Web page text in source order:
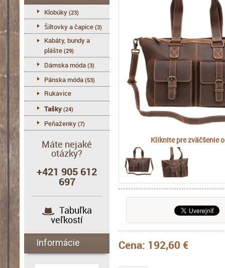
Kliknite pre zväčšenie
Cena: 192,60 €
Klobúky (23)
Šiltovky a čapice (3)
Kabáty, bundy a
plášte (29)
Dámska móda (3)
Pánska móda (53)
Rukavice
Tašky (24)
Peňaženky (7)
Máte nejaké
otázky?
+421 905 612
697
Tabuľka
veľkostí
Informácie